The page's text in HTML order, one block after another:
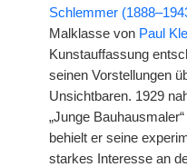
Schlemmer
Malklasse von Paul
Kunstauffassung
seinen Vorstellungen
Unsichtbaren. 1929
„Junge
behielt er seine
starkes Interesse an